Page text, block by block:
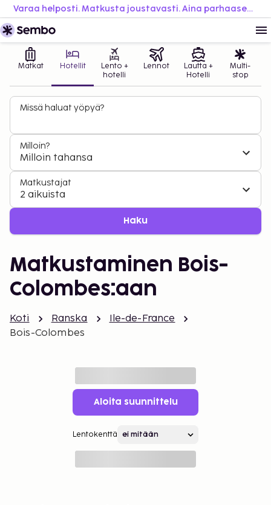
Varaa helposti. Matkusta joustavasti. Aina parhaaseen hintaan.
Matkat Hotellit
Lento +
hotelli
Lennot
Lautta +
Hotelli
Multi-
stop
Missä haluat yöpyä?
Milloin?
Milloin tahansa
Matkustajat
2 aikuista
Haku
Matkustaminen Bois-
Colombes:aan
Koti Ranska
Ile-de-France
Bois-Colombes
Aloita suunnittelu
Lentokenttä